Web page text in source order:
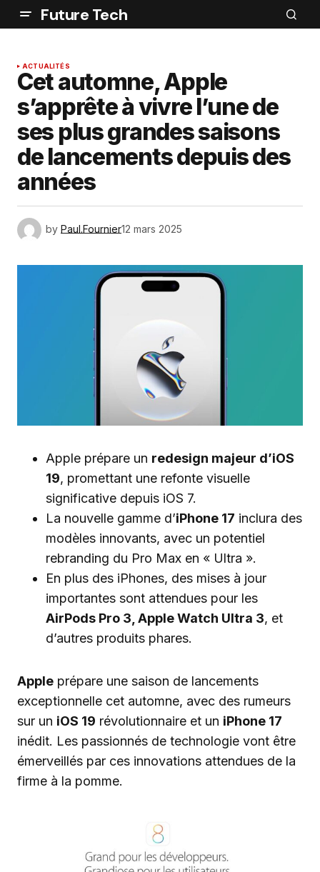
Future Tech
ACTUALITÉS
Cet automne, Apple
s’apprête à vivre l’une de
ses plus grandes saisons
de lancements depuis des
années
by Paul.Fournier12 mars 2025
Apple prépare un redesign majeur d’iOS
19, promettant une refonte visuelle
significative depuis iOS 7.
La nouvelle gamme d’iPhone 17 inclura des
modèles innovants, avec un potentiel
rebranding du Pro Max en « Ultra ».
En plus des iPhones, des mises à jour
importantes sont attendues pour les
AirPods Pro 3, Apple Watch Ultra 3, et
d’autres produits phares.
Apple prépare une saison de lancements
exceptionnelle cet automne, avec des rumeurs
sur un iOS 19 révolutionnaire et un iPhone 17
inédit. Les passionnés de technologie vont être
émerveillés par ces innovations attendues de la
firme à la pomme.